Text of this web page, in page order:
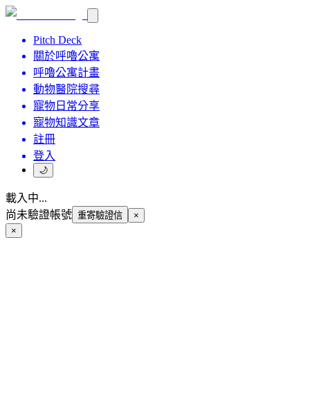
Pitch Deck
關於呼嚕公寓
呼嚕公寓計畫
動物醫院搜尋
寵物日常分享
寵物知識文章
註冊
登入
🌙
載入中...
尚未驗證帳號 重寄驗證信
×
×